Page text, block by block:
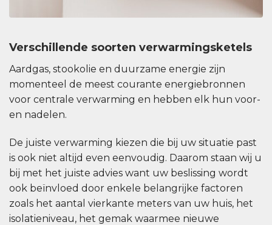
Verschillende soorten verwarmingsketels
Aardgas, stookolie en duurzame energie zijn
momenteel de meest courante energiebronnen
voor centrale verwarming en hebben elk hun voor-
en nadelen.
De juiste verwarming kiezen die bij uw situatie past
is ook niet altijd even eenvoudig. Daarom staan wij u
bij met het juiste advies want uw beslissing wordt
ook beïnvloed door enkele belangrijke factoren
zoals het aantal vierkante meters van uw huis, het
isolatieniveau, het gemak waarmee nieuwe